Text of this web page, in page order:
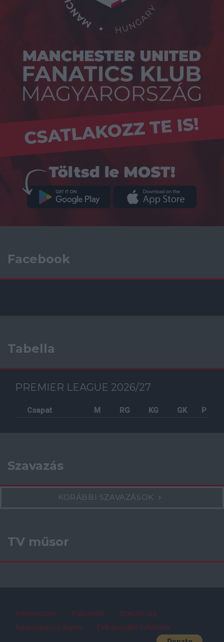
Facebook
Tabella
PREMIER LEAGUE 2026/27
Csapat M RG KG GK P
Szavazás
KORÁBBI SZAVAZÁSOK
TV műsor
Impresszum Kapcsolat
Szerzői jog
Adatvédelmi irányelv
Felhasználói feltételek